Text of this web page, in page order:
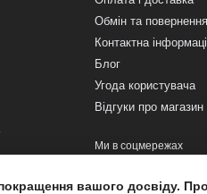
Обмін та повернення
Контактна
Блог
Угода користувача
Відгуки про магазин
Ми в соцмережах
вашого досвіду.